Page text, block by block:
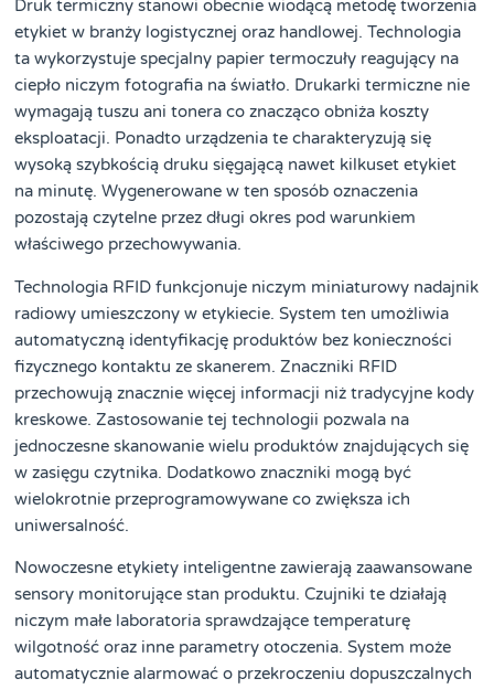
Druk termiczny stanowi obecnie wiodącą metodę tworzenia
etykiet w branży logistycznej oraz handlowej. Technologia
ta wykorzystuje specjalny papier termoczuły reagujący na
ciepło niczym fotografia na światło. Drukarki termiczne nie
wymagają tuszu ani tonera co znacząco obniża koszty
eksploatacji. Ponadto urządzenia te charakteryzują się
wysoką szybkością druku sięgającą nawet kilkuset etykiet
na minutę. Wygenerowane w ten sposób oznaczenia
pozostają czytelne przez długi okres pod warunkiem
właściwego przechowywania.
Technologia RFID funkcjonuje niczym miniaturowy nadajnik
radiowy umieszczony w etykiecie. System ten umożliwia
automatyczną identyfikację produktów bez konieczności
fizycznego kontaktu ze skanerem. Znaczniki RFID
przechowują znacznie więcej informacji niż tradycyjne kody
kreskowe. Zastosowanie tej technologii pozwala na
jednoczesne skanowanie wielu produktów znajdujących się
w zasięgu czytnika. Dodatkowo znaczniki mogą być
wielokrotnie przeprogramowywane co zwiększa ich
uniwersalność.
Nowoczesne etykiety inteligentne zawierają zaawansowane
sensory monitorujące stan produktu. Czujniki te działają
niczym małe laboratoria sprawdzające temperaturę
wilgotność oraz inne parametry otoczenia. System może
automatycznie alarmować o przekroczeniu dopuszczalnych